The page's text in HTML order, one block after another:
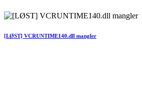
[LØST] VCRUNTIME140.dll mangler